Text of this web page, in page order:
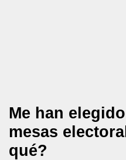
Me han
mesas
qué?